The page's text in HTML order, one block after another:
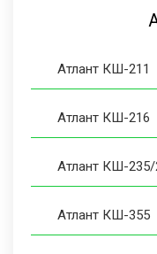
Атлант КШ-211
Атлант КШ-216
Атлант КШ-235/
Атлант КШ-355